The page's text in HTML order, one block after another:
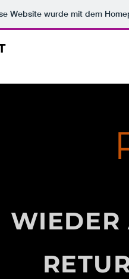
Website wurde mit dem
WIEDER